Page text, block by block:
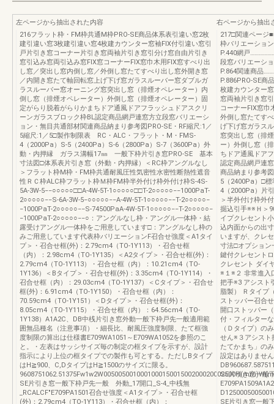
左ページから抽出された内容
216フラット枠・FM枠共通M枠PRO-SE商品体系表引違い窓2枚
建引違い窓3枚建引違い窓4枚建カウンター窓袖FIX付引違い窓引
戸片引き窓コーナー片引き窓両袖片引き窓引分け窓自由片引き
窓引込み窓両引込み窓FIX窓コーナーFIX窓巾木用FIX窓すべり出
し窓／突出し窓内倒し窓／外倒し窓たてすべり出し窓外開き窓
／内開き窓たて軸回転窓上げ下げ窓ガラスルーバー窓ダブルガ
ラスルーバー窓オーニング窓突出し窓（排煙オペレーター）内
倒し窓（排煙オペレーター）外倒し窓（排煙オペレーター）固
定がらり脱着がらりかまちドア通風ドアフラッシュドアスクリ
ーンガラスブロック枠BL認定商品網戸連窓方立段窓バリエーシ
ョン・無目共通部材関連商品納まり参考図PRO-SE・RF縮尺:1／
5縮尺:1／5□製作制限表 RC・ALC・フラット・M・FMS-
4（2000Pa）S-5（2400Pa）S-6（2800Pa）S-7（3600Pa）外
動・内押縁 ガラス溝幅17㎜ 一般下枠片引き窓PRO-SE 基本
寸法図□体系表片引き窓（外動・内押縁）＜RC枠アングルなし
＞フラット枠M枠・FM枠共通耐風圧性気密性水密性断熱性遮音
性ＲＣ枠ALC枠フラット枠Ｍ枠FM枠半外付け枠外付け枠S-4S-
5A-3W-5−−○○○○○□□A-4W-5T-1○○○○○□□T-2○○○○○−−1000PaT-
2○○○○○−−S-6A-3W-5−○○○○○−−A-4W-5T-1○○○○○−−T-2○○○○○−
−1000PaT-2○○○○○−−S-74500PaA-4W-5T-1○○○○○−−T-2○○○○○−
−1000PaT-2○○○○○−−○：アングルなし枠・アングル一体枠・結
露受けアングル一体枠をご用意しています□：アングルなし枠の
みご用意しています代表枠バリエーションF召合せ強度＜A1タイ
プ＞・召合せ框(外)：2.79cm4（TO-1Y113）・召合せ框
（内）：2.98cm4（TO-1Y135）＜A2タイプ＞・召合せ框(外)：
2.79cm4（TO-1Y113）・召合せ框（内）：10.21cm4（TO-
1Y136）＜Bタイプ＞・召合せ框(外)：3.35cm4（TO-1Y114）・
召合せ框（内）：29.03cm4（TO-1Y137）＜Cタイプ＞・召合せ
框(外)：6.91cm4（TO-1Y150）・召合せ框（内）：
70.59cm4（TO-1Y151）＜Dタイプ＞・召合せ框(外)：
8.05cm4（TO-1Y115）・召合せ框（内）：64.56cm4（TO-
1Y138）A1A2C、DB中桟片引き窓外動一般下枠戸先一般適用範
囲無品種名（注意事項）・細長比、耐風圧強度制限、たて框強
度制限の算出は仕様書E709WA1051～E709WA1052を参照のこ
と。・左表はサッシサイズ毎の制定の框タイプを示すが、設計
指示により上位の框タイプでの製作も可とする。ただしBタイプ
はH≧900、C,DタイプはH≧1500のサイズに限る。
SE片引き窓一般下枠戸先一般 外動_17開口_S-4_中桟無
_RCALCF"E709PA1501召合せ強度＜A1タイプ＞・召合せ框
(外)：2.79cm4（TO-1Y113）・召合せ框（内）：
右ページから抽出
217□関連ページ
枠バリエーショ
P.440網戸
段窓バリエーシ
P.864関連商品
P.886PRO-SE商
枚建カウンター
窓両袖片引き窓
コーナーFIX窓巾
外倒し窓たてす
げ下げ窓ガラス
窓突出し窓（排
ー）外倒し窓（
ちドア通風ドア
認定商品網戸連
商品納まり参考
5（2400Pa）□
4（2000Pa）片
＞半外付け枠外
掘込引手※※Ｈ＞
イプクレセント
込内面からの出
いますが、クレ
寸法□オプション
鍵付クレセント
クレセント ダイ
※１※２ 非常進入
把手※3 アシスト
脂製） Ｒタイプ
ストッパー召合
開口ストッパー
付・フィルター
（Ｄタイプ）の
せん※３アシスト
たてかまち」の
設定はありませ
SE片引き窓一般
SE片引き窓一